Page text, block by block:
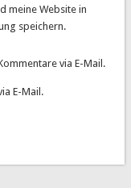
meine Website in
speichern.
via E-Mail.
E-Mail.